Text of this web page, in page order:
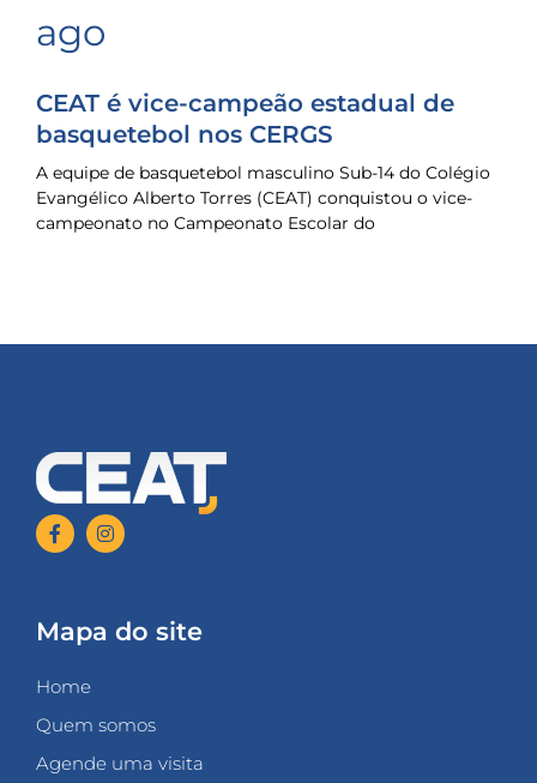
ago
CEAT é vice-campeão estadual de
basquetebol nos CERGS
A equipe de basquetebol masculino Sub-14 do Colégio
Evangélico Alberto Torres (CEAT) conquistou o vice-
campeonato no Campeonato Escolar do
Mapa do site
Home
Quem somos
Agende uma visita